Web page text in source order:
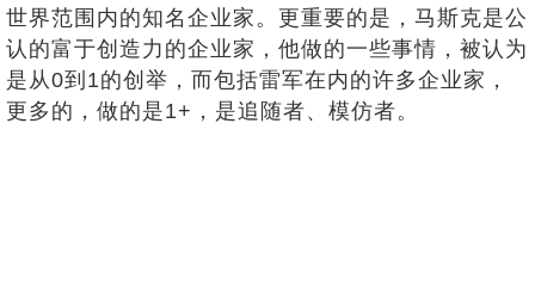
世界范围内的知名企业家。更重要的是，马斯克是公
认的富于创造力的企业家，他做的一些事情，被认为
是从0到1的创举，而包括雷军在内的许多企业家，
更多的，做的是1+，是追随者、模仿者。